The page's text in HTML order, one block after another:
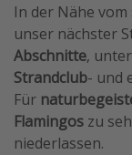
In der Nähe vom
unser nächster
Abschnitte,
Strandclub- und
Für
Flamingos zu
niederlassen.